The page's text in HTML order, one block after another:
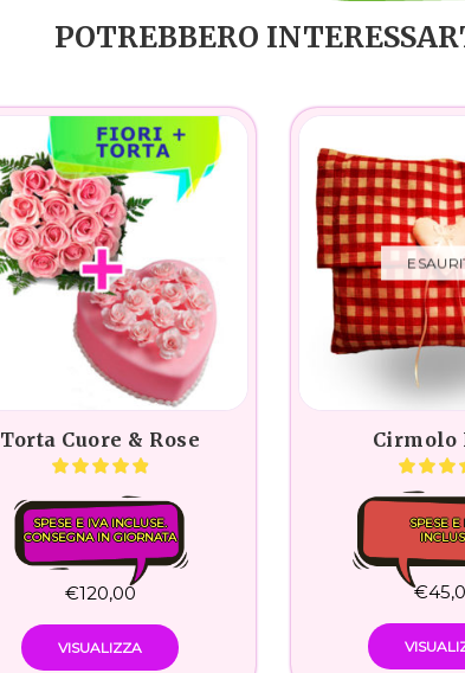
POTREBBERO
Torta Cuore & Rose
SPESE E IVA INCLUSE.
CONSEGNA IN GIORNATA
€120,00
VISUALIZZA
Cirmolo
SPESE E
€